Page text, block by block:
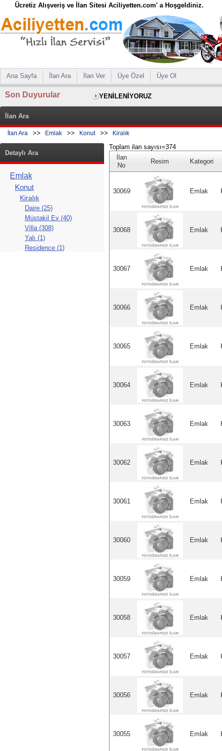
Ücretiz Alışveriş ve İlan Sitesi Aciliyetten.com' a Hoşgeldiniz.
Ana Sayfa İlan Ara İlan Ver Üye Özel Üye Ol
Son Duyurular YENİLENİYORUZ
İlan Ara
İlan Ara >> Emlak >> Konut >> Kiralık
Detaylı Ara
Emlak
Konut
Kiralık
Daire (25)
Müstakil Ev (40)
Villa (308)
Yalı (1)
Residence (1)
Toplam ilan sayısı=374
İlan
No
Resim Kategori
30069 Emlak
30068 Emlak
30067 Emlak
30066 Emlak
30065 Emlak
30064 Emlak
30063 Emlak
30062 Emlak
30061 Emlak
30060 Emlak
30059 Emlak
30058 Emlak
30057 Emlak
30056 Emlak
30055 Emlak